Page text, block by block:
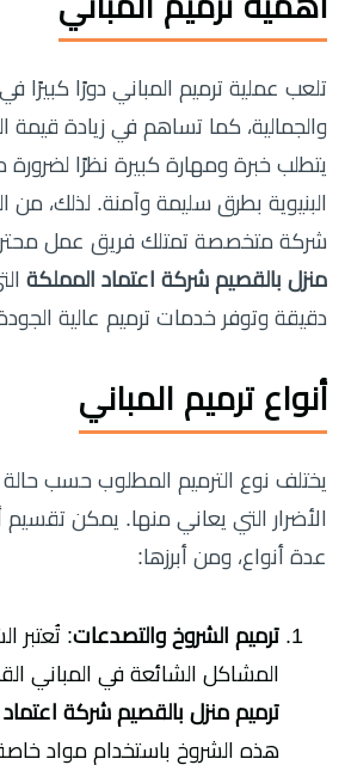
أهمية ترميم المباني
تلعب عملية ترميم المباني دورًا كبيرًا
والجمالية، كما تساهم في زيادة قيمة
يتطلب خبرة ومهارة كبيرة نظرًا
البنيوية بطرق سليمة وآمنة. لذلك، من
شركة متخصصة تمتلك فريق عمل
منزل بالقصيم شركة اعتماد المملكة
دقيقة وتوفر خدمات ترميم عالية
أنواع ترميم المباني
يختلف نوع الترميم المطلوب حسب حالة
الأضرار التي يعاني منها. يمكن تقسيم
عدة أنواع، ومن أبرزها:
ترميم الشروخ والتصدعات: تُعتبر
المشاكل الشائعة في المباني
ترميم منزل بالقصيم شركة
هذه الشروخ باستخدام مواد